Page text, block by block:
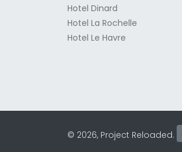
Hotel Dinard
Hotel La Rochelle
Hotel Le Havre
© 2026, Project Reloaded.